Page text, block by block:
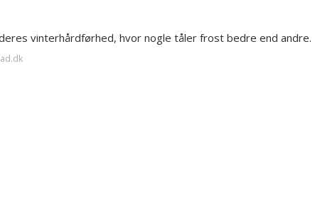
vinterhårdførhed, hvor nogle tåler frost bedre end andre.